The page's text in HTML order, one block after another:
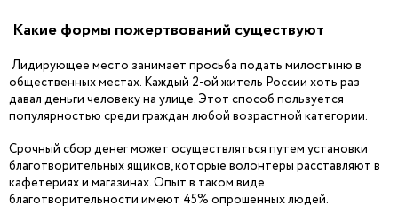
Какие формы пожертвований существуют
Лидирующее место занимает просьба подать милостыню в
общественных местах. Каждый 2-ой житель России хоть раз
давал деньги человеку на улице. Этот способ пользуется
популярностью среди граждан любой возрастной категории.
Срочный сбор денег может осуществляться путем установки
благотворительных ящиков, которые волонтеры расставляют в
кафетериях и магазинах. Опыт в таком виде
благотворительности имеют 45% опрошенных людей.